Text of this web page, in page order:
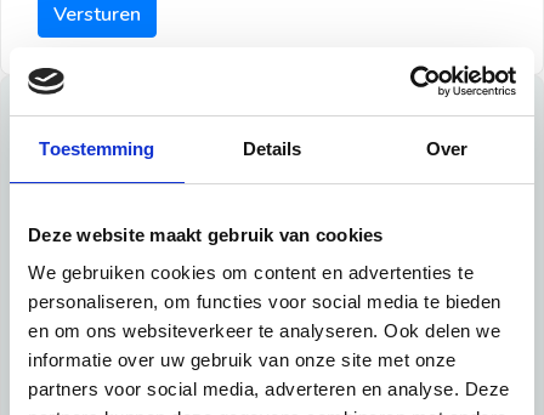
Toestemming Details Over
Deze website maakt gebruik van cookies
We gebruiken cookies om content en advertenties te
personaliseren, om functies voor social media te bieden
en om ons websiteverkeer te analyseren. Ook delen we
informatie over uw gebruik van onze site met onze
partners voor social media, adverteren en analyse. Deze
Versturen
Tips
Tip 1:
Schrijf een duidelijke introductie en geef de volgende
informatie mee:
Ben je student, werkachtig of werkzoekend